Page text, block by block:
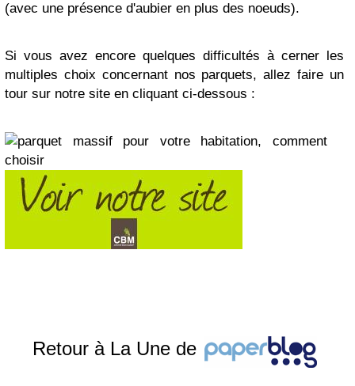
(avec une présence d'aubier en plus des noeuds).
Si vous avez encore quelques difficultés à cerner les
multiples choix concernant nos parquets, allez faire un
tour sur notre site en cliquant ci-dessous :
Retour à La Une de